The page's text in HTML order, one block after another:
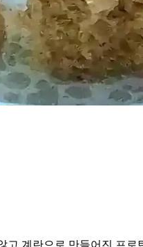
고 계란으로 만들어진 프